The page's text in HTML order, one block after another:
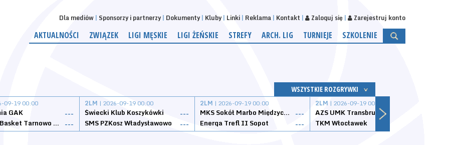
Dla mediów Sponsorzy i partnerzy Dokumenty Kluby Linki Reklama Kontakt Zaloguj się Zarejestruj konto
AKTUALNOŚCI ZWIĄZEK LIGI MĘSKIE LIGI ŻEŃSKIE STREFY ARCH. LIG TURNIEJE SZKOLENIE
WSZYSTKIE ROZGRYWKI
09-19 00:00
GAK
---
Tarnovia Basket Tarnowo Podgórne ---
2LM | 2026-09-19 00:00
Świecki Klub Koszykówki
---
SMS PZKosz Władysławowo
---
2LM | 2026-09-19 00:00
MKS Sokół Marbo Międzychód ---
Energa Trefl II Sopot
---
2LM | 2026-09-19 00:00
AZS UMK Transbruk Toruń
TKM Włocławek